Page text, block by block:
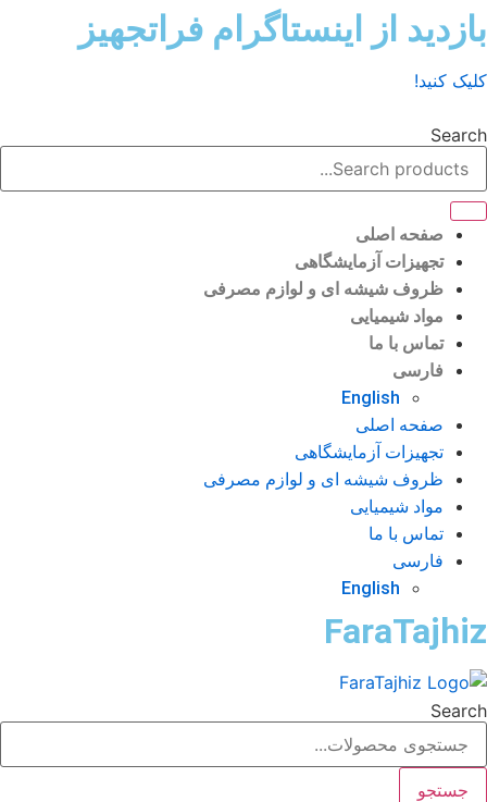
پرش
به
بازدید از اینستاگرام فراتجهیز
کلیک کنید!
Search
صفحه اصلی
تجهیزات آزمایشگاهی
ظروف شیشه ای و لوازم مصرفی
مواد شیمیایی
تماس با ما
فارسی
English
صفحه اصلی
تجهیزات آزمایشگاهی
ظروف شیشه ای و لوازم مصرفی
مواد شیمیایی
تماس با ما
فارسی
English
FaraTajhiz
Search
جستجو